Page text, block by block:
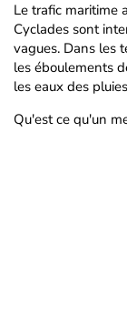
Le trafic maritime
Cyclades sont
vagues. Dans les
les éboulements
les eaux des
Qu'est ce qu'un